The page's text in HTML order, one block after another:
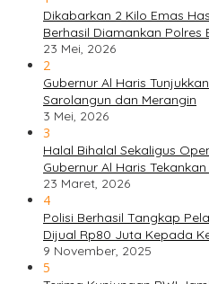
Dikabarkan 2 Kilo Emas
Berhasil Diamankan Polres
23 Mei, 2026
2
Gubernur Al Haris
Sarolangun dan Merangin
3 Mei, 2026
3
Halal Bihalal Sekaligus
Gubernur Al Haris
23 Maret, 2026
4
Polisi Berhasil Tangkap
Dijual Rp80 Juta Kepada
9 November, 2025
5